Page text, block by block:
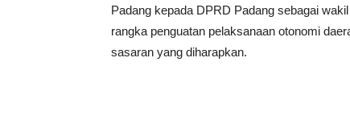
Padang kepada DPRD Padang sebagai
rangka penguatan pelaksanaan otonomi
sasaran yang diharapkan.